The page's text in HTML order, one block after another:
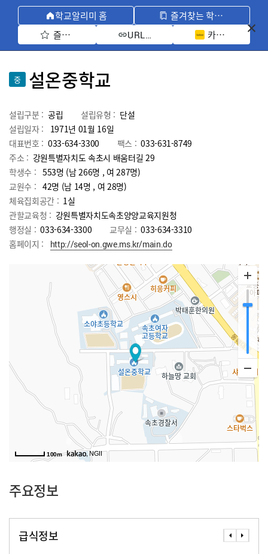
학교알리미 홈
즐겨찾는 학교 모아보기
즐겨찾기 선택
URL 복사 카카오톡 공유
중 설온중학교
설립구분 : 공립 설립유형 : 단설
설립일자 :
1971년 01월 16일
대표번호 : 033-634-3300 팩스 : 033-631-8749
주소 : 강원특별자치도 속초시 배움터길 29
학생수 : 553명 (남 266명 , 여 287명)
교원수 : 42명 (남 14명 , 여 28명)
체육집회공간 : 1실
관할교육청 : 강원특별자치도속초양양교육지원청
행정실 : 033-634-3300 교무실 : 033-634-3310
홈페이지 :
http://seol-on.gwe.ms.kr/main.do
100m , NGII
주요정보
급식정보